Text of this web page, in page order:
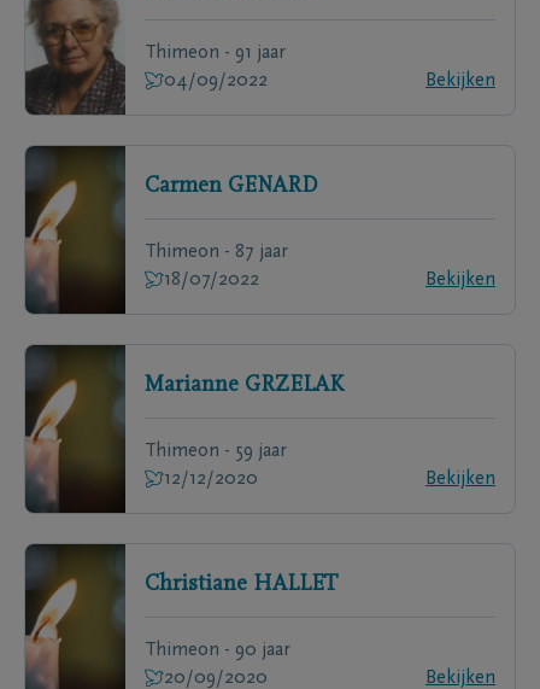
Thimeon - 91 jaar
04/09/2022
Bekijken
Carmen GENARD
Thimeon - 87 jaar
18/07/2022
Bekijken
Marianne GRZELAK
Thimeon - 59 jaar
12/12/2020
Bekijken
Christiane HALLET
Thimeon - 90 jaar
20/09/2020
Bekijken